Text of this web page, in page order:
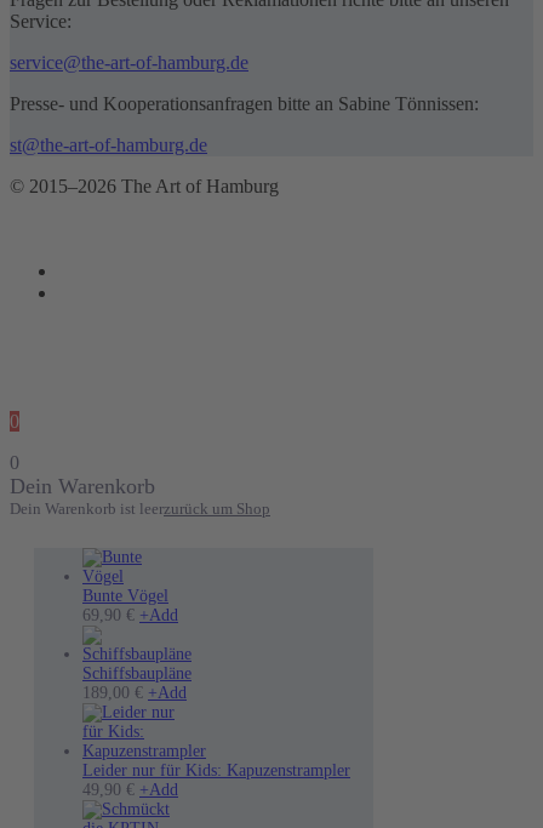
Service:
service@the-art-of-hamburg.de
Presse- und Kooperationsanfragen bitte an Sabine Tönnissen:
st@the-art-of-hamburg.de
© 2015–2026 The Art of Hamburg
0
0
Dein Warenkorb
Dein Warenkorb ist leerzurück um Shop
Bunte Vögel
69,90 € +Add
weist
mehrere
Varianten
Optionen
können
Schiffsbaupläne
189,00 € +Add
Leider nur für Kids: Kapuzenstrampler
49,90 € +Add